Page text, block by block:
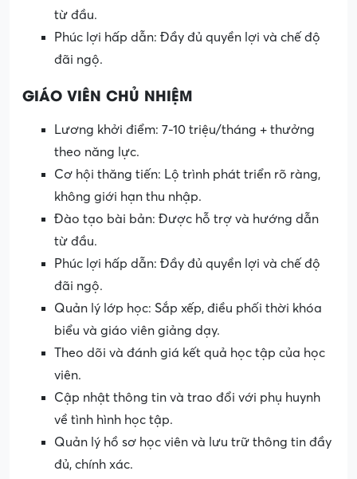
từ đầu.
Phúc lợi hấp dẫn: Đầy đủ quyền lợi và chế độ
đãi ngộ.
GIÁO VIÊN CHỦ NHIỆM
Lương khởi điểm: 7-10 triệu/tháng + thưởng
theo năng lực.
Cơ hội thăng tiến: Lộ trình phát triển rõ ràng,
không giới hạn thu nhập.
Đào tạo bài bản: Được hỗ trợ và hướng dẫn
từ đầu.
Phúc lợi hấp dẫn: Đầy đủ quyền lợi và chế độ
đãi ngộ.
Quản lý lớp học: Sắp xếp, điều phối thời khóa
biểu và giáo viên giảng dạy.
Theo dõi và đánh giá kết quả học tập của học
viên.
Cập nhật thông tin và trao đổi với phụ huynh
về tình hình học tập.
Quản lý hồ sơ học viên và lưu trữ thông tin đầy
đủ, chính xác.